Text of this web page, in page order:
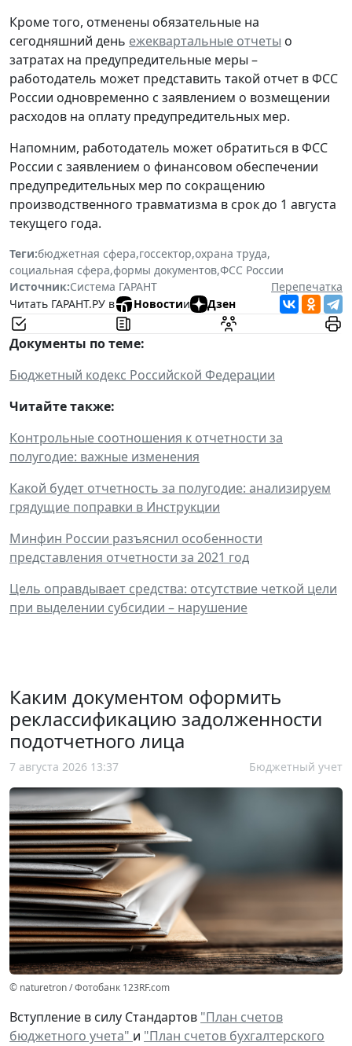
Кроме того, отменены обязательные на
сегодняшний день ежеквартальные отчеты о
затратах на предупредительные меры –
работодатель может представить такой отчет в ФСС
России одновременно с заявлением о возмещении
расходов на оплату предупредительных мер.
Напомним, работодатель может обратиться в ФСС
России с заявлением о финансовом обеспечении
предупредительных мер по сокращению
производственного травматизма в срок до 1 августа
текущего года.
Теги:бюджетная сфера,госсектор,охрана труда,
социальная сфера,формы документов,ФСС России
Источник:Система ГАРАНТ
Перепечатка
Читать ГАРАНТ.РУ в
Новостии Дзен
Документы по теме:
Бюджетный кодекс Российской Федерации
Читайте также:
Контрольные соотношения к отчетности за
полугодие: важные изменения
Какой будет отчетность за полугодие: анализируем
грядущие поправки в Инструкции
Минфин России разъяснил особенности
представления отчетности за 2021 год
Цель оправдывает средства: отсутствие четкой цели
при выделении субсидии – нарушение
Каким документом оформить
реклассификацию задолженности
подотчетного лица
7 августа 2026 13:37 Бюджетный учет
© naturetron / Фотобанк 123RF.com
Вступление в силу Стандартов "План счетов
бюджетного учета" и "План счетов бухгалтерского